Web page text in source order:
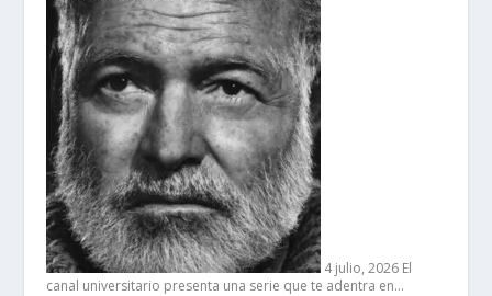
4 julio, 2026 El
canal universitario presenta una serie que te adentra en…